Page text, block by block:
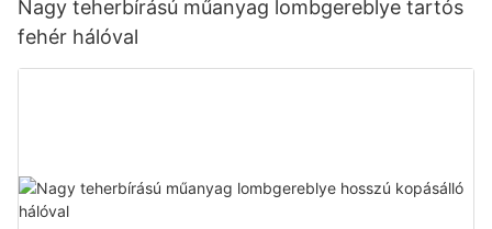
Nagy teherbírású műanyag lombgereblye tartós
fehér hálóval